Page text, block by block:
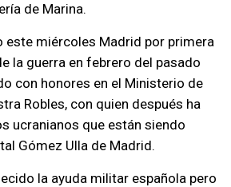
de Marina.
este miércoles Madrid por primera
la guerra en febrero del pasado
con honores en el Ministerio de
Robles, con quien después ha
ucranianos que están siendo
Gómez Ulla de Madrid.
la ayuda militar española pero